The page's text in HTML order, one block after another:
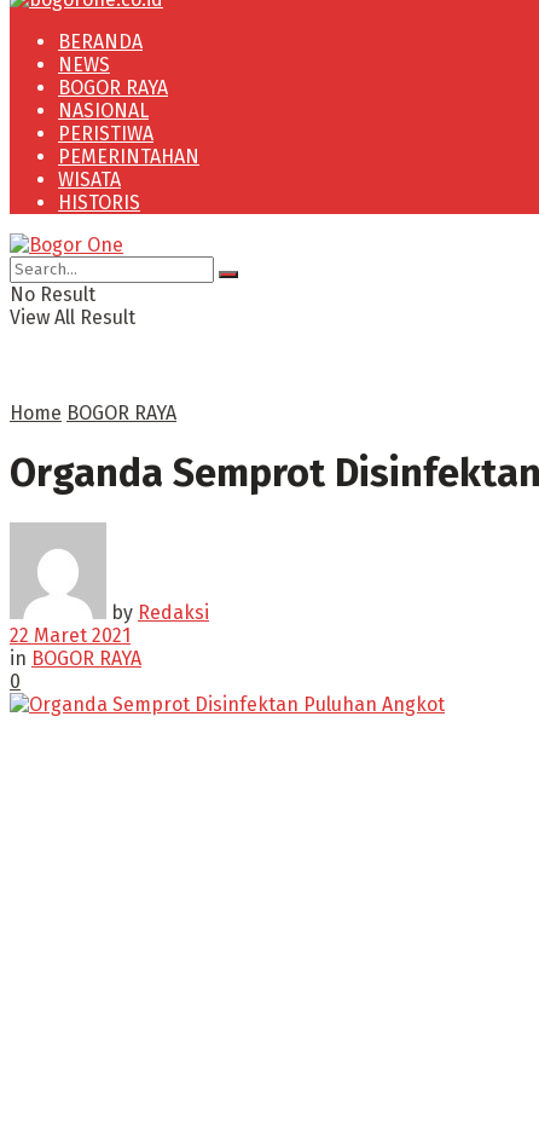
BERANDA
NEWS
BOGOR RAYA
NASIONAL
PERISTIWA
PEMERINTAHAN
WISATA
HISTORIS
No Result
View All Result
Home BOGOR RAYA
Organda Semprot
by Redaksi
22 Maret 2021
in BOGOR RAYA
0